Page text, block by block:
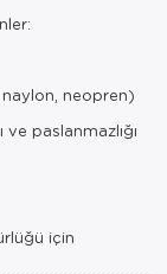
neopren)
ve paslanmazlığı
için